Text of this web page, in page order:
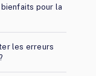
pour la
les erreurs